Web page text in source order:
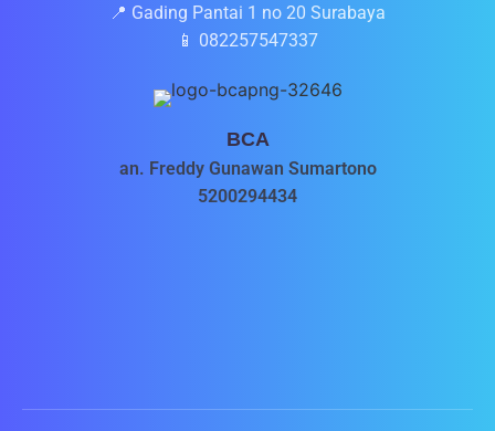
📍 Gading Pantai 1 no 20 Surabaya
📱 082257547337
BCA
an. Freddy Gunawan Sumartono
5200294434